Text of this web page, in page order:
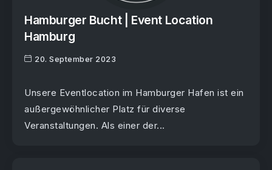
Hamburger Bucht | Event Location
Hamburg
20. September 2023
Unsere Eventlocation im Hamburger Hafen ist ein
außergewöhnlicher Platz für diverse
Veranstaltungen. Als einer der...